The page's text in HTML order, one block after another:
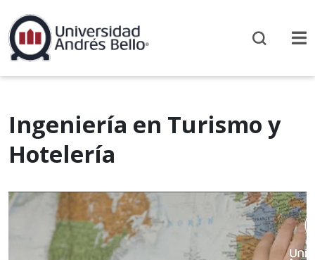
Ingeniería en Turismo y
Hotelería